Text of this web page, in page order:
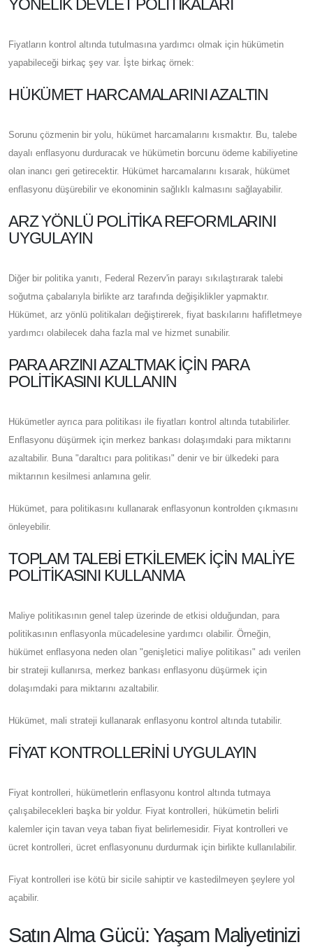
YÖNELIK DEVLET POLITIKALARI
Fiyatların kontrol altında tutulmasına yardımcı olmak için hükümetin
yapabileceği birkaç şey var. İşte birkaç örnek:
HÜKÜMET HARCAMALARINI AZALTIN
Sorunu çözmenin bir yolu, hükümet harcamalarını kısmaktır. Bu, talebe
dayalı enflasyonu durduracak ve hükümetin borcunu ödeme kabiliyetine
olan inancı geri getirecektir. Hükümet harcamalarını kısarak, hükümet
enflasyonu düşürebilir ve ekonominin sağlıklı kalmasını sağlayabilir.
ARZ YÖNLÜ POLITIKA REFORMLARINI
UYGULAYIN
Diğer bir politika yanıtı, Federal Rezerv'in parayı sıkılaştırarak talebi
soğutma çabalarıyla birlikte arz tarafında değişiklikler yapmaktır.
Hükümet, arz yönlü politikaları değiştirerek, fiyat baskılarını hafifletmeye
yardımcı olabilecek daha fazla mal ve hizmet sunabilir.
PARA ARZINI AZALTMAK IÇIN PARA
POLITIKASINI KULLANIN
Hükümetler ayrıca para politikası ile fiyatları kontrol altında tutabilirler.
Enflasyonu düşürmek için merkez bankası dolaşımdaki para miktarını
azaltabilir. Buna "daraltıcı para politikası" denir ve bir ülkedeki para
miktarının kesilmesi anlamına gelir.
Hükümet, para politikasını kullanarak enflasyonun kontrolden çıkmasını
önleyebilir.
TOPLAM TALEBI ETKILEMEK IÇIN MALIYE
POLITIKASINI KULLANMA
Maliye politikasının genel talep üzerinde de etkisi olduğundan, para
politikasının enflasyonla mücadelesine yardımcı olabilir. Örneğin,
hükümet enflasyona neden olan "genişletici maliye politikası" adı verilen
bir strateji kullanırsa, merkez bankası enflasyonu düşürmek için
dolaşımdaki para miktarını azaltabilir.
Hükümet, mali strateji kullanarak enflasyonu kontrol altında tutabilir.
FIYAT KONTROLLERINI UYGULAYIN
Fiyat kontrolleri, hükümetlerin enflasyonu kontrol altında tutmaya
çalışabilecekleri başka bir yoldur. Fiyat kontrolleri, hükümetin belirli
kalemler için tavan veya taban fiyat belirlemesidir. Fiyat kontrolleri ve
ücret kontrolleri, ücret enflasyonunu durdurmak için birlikte kullanılabilir.
Fiyat kontrolleri ise kötü bir sicile sahiptir ve kastedilmeyen şeylere yol
açabilir.
Satın Alma Gücü: Yaşam Maliyetinizi